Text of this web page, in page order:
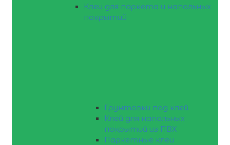
Клеи для паркета и напольных
покрытий
Грунтовки под клей
Клей для напольных
покрытий из ПВХ
Паркетные клеи